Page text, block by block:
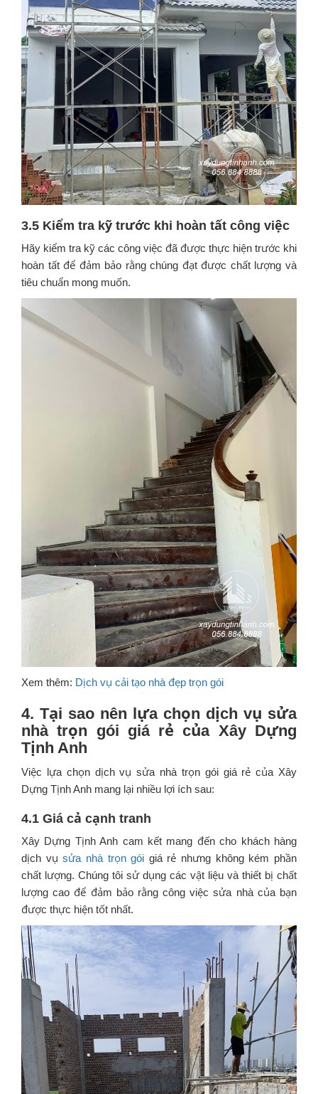
3.5 Kiểm tra kỹ trước khi hoàn tất công việc
Hãy kiểm tra kỹ các công việc đã được thực hiện trước khi
hoàn tất để đảm bảo rằng chúng đạt được chất lượng và
tiêu chuẩn mong muốn.
Xem thêm: Dịch vụ cải tạo nhà đẹp trọn gói
4. Tại sao nên lựa chọn dịch vụ sửa
nhà trọn gói giá rẻ của Xây Dựng
Tịnh Anh
Việc lựa chọn dịch vụ sửa nhà trọn gói giá rẻ của Xây
Dựng Tịnh Anh mang lại nhiều lợi ích sau:
4.1 Giá cả cạnh tranh
Xây Dựng Tịnh Anh cam kết mang đến cho khách hàng
dịch vụsửa nhà trọn gói giá rẻ nhưng không kém phần
chất lượng. Chúng tôi sử dụng các vật liệu và thiết bị chất
lượng cao để đảm bảo rằng công việc sửa nhà của bạn
được thực hiện tốt nhất.